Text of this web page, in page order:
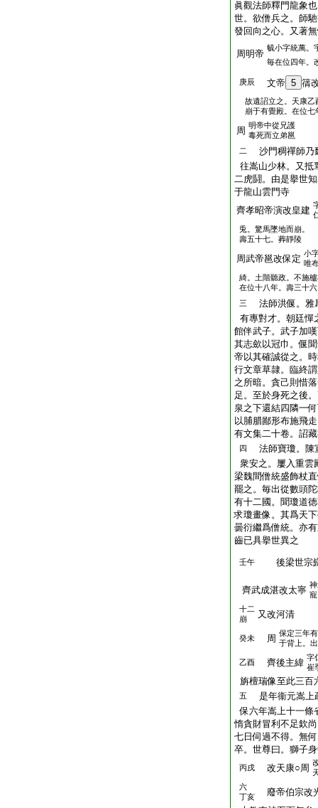
眞觀法師釋門龍象
世。欲僧兵之。師
發回向之心。又著
周明帝
毓小字統萬。
毎在位四年。
庚辰 文帝 5 篟
故遺詔立之。天康乙
崩于有覺殿。在位七
周 明帝中從兄護
毒死而立弟邕
二
沙門稠禪師乃
往嵩山少林。又抵
二虎鬪。由是擧世
于龍山雲門寺
齊孝昭帝演改皇建
兎。驚馬墜地而崩。
壽五十七。葬靜陵
周武帝邕改保定 小
唯
綺。土階聽政。不施
在位十八年。壽三十
三
法師洪偃。雅
有專對才。朝廷憚
館伴武子。武子加
其志歛以冠巾。偃
帝以其確誠從之。
行文章草隷。臨終
之所暗。貪己則惜
足。至於身死之後
泉之下還結四隣一
以脯腊鄙形布施飛
有文集二十卷。詔
四
法師寶瓊。陳
衆安之。屢入重雲
梁魏間僧統盛飾杖
罷之。毎出從數頭
有十二國。聞瓊道
求瓊畫像。其爲天
曇衍繼爲僧統。亦
齒已具擧世異之
壬午 後梁世宗
齊武成湛改太寧
十二
崩
又改河清
癸未 周 保定三年
于背上。
乙酉 齊後主緯 字
崔
旃檀瑞像至此三百
五
是年衞元嵩上
保六年嵩上十一條
惰貪財冒利不足欽
七日伺過不得。無
卒。世尊曰。獅子
丙戌 改天康○周
六
丁亥
廢帝伯宗改